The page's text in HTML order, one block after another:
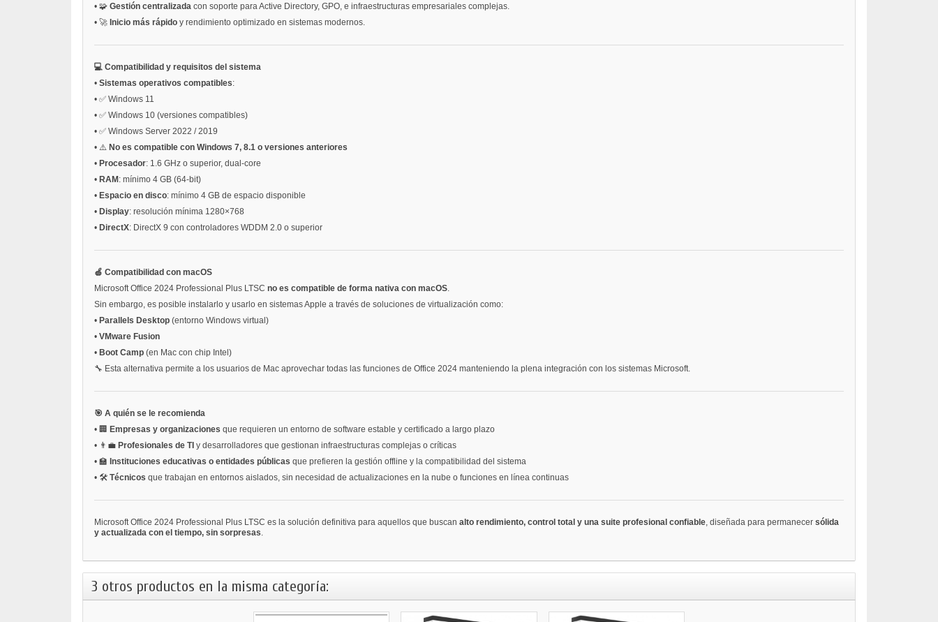
• 🧩 Gestión centralizada con soporte para Active Directory, GPO, e infraestructuras empresariales complejas.
• 🚀 Inicio más rápido y rendimiento optimizado en sistemas modernos.
💻 Compatibilidad y requisitos del sistema
• Sistemas operativos compatibles:
• ✅ Windows 11
• ✅ Windows 10 (versiones compatibles)
• ✅ Windows Server 2022 / 2019
• ⚠️ No es compatible con Windows 7, 8.1 o versiones anteriores
• Procesador: 1.6 GHz o superior, dual-core
• RAM: mínimo 4 GB (64-bit)
• Espacio en disco: mínimo 4 GB de espacio disponible
• Display: resolución mínima 1280×768
• DirectX: DirectX 9 con controladores WDDM 2.0 o superior
🍏 Compatibilidad con macOS
Microsoft Office 2024 Professional Plus LTSC no es compatible de forma nativa con macOS.
Sin embargo, es posible instalarlo y usarlo en sistemas Apple a través de soluciones de virtualización como:
• Parallels Desktop (entorno Windows virtual)
• VMware Fusion
• Boot Camp (en Mac con chip Intel)
🔧 Esta alternativa permite a los usuarios de Mac aprovechar todas las funciones de Office 2024 manteniendo la plena integración con los sistemas Microsoft.
🎯 A quién se le recomienda
• 🏢 Empresas y organizaciones que requieren un entorno de software estable y certificado a largo plazo
• 👨‍💼 Profesionales de TI y desarrolladores que gestionan infraestructuras complejas o críticas
• 🏫 Instituciones educativas o entidades públicas que prefieren la gestión offline y la compatibilidad del sistema
• 🛠️ Técnicos que trabajan en entornos aislados, sin necesidad de actualizaciones en la nube o funciones en línea continuas
Microsoft Office 2024 Professional Plus LTSC es la solución definitiva para aquellos que buscan alto rendimiento, control total y una suite profesional confiable, diseñada para permanecer sólida
y actualizada con el tiempo, sin sorpresas.
3 otros productos en la misma categoría: